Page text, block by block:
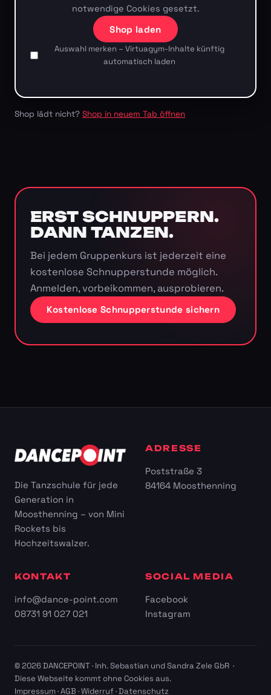
notwendige Cookies gesetzt.
Shop laden
Auswahl merken – Virtuagym-Inhalte künftig
automatisch laden
Shop lädt nicht? Shop in neuem Tab öffnen
ERST SCHNUPPERN.
DANN TANZEN.
Bei jedem Gruppenkurs ist jederzeit eine
kostenlose Schnupperstunde möglich.
Anmelden, vorbeikommen, ausprobieren.
Kostenlose Schnupperstunde sichern
Die Tanzschule für jede
Generation in
Moosthenning – von Mini
Rockets bis
Hochzeitswalzer.
ADRESSE
Poststraße 3
84164 Moosthenning
KONTAKT
info@dance-point.com
08731 91 027 021
SOCIAL MEDIA
Facebook
Instagram
© 2026 DANCEPOINT · Inh. Sebastian und Sandra Zele GbR ·
Diese Webseite kommt ohne Cookies aus.
Impressum·AGB ·Widerruf·Datenschutz